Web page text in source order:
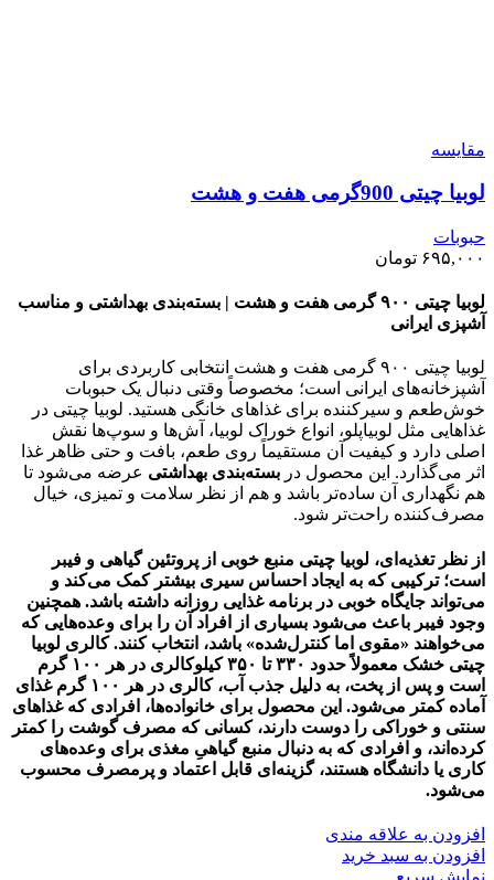
مقايسه
لوبیا چیتی 900گرمی هفت و هشت
حبوبات
۶۹۵,۰۰۰ تومان
لوبیا چیتی ۹۰۰ گرمی هفت و هشت | بسته‌بندی بهداشتی و مناسب
آشپزی ایرانی
لوبیا چیتی ۹۰۰ گرمی هفت و هشت انتخابی کاربردی برای
آشپزخانه‌های ایرانی است؛ مخصوصاً وقتی دنبال یک حبوبات
خوش‌طعم و سیرکننده برای غذاهای خانگی هستید. لوبیا چیتی در
غذاهایی مثل لوبیاپلو، انواع خوراک لوبیا، آش‌ها و سوپ‌ها نقش
اصلی دارد و کیفیت آن مستقیماً روی طعم، بافت و حتی ظاهر غذا
اثر می‌گذارد. این محصول در بسته‌بندی بهداشتی عرضه می‌شود تا
هم نگهداری آن ساده‌تر باشد و هم از نظر سلامت و تمیزی، خیال
مصرف‌کننده راحت‌تر شود.
از نظر تغذیه‌ای، لوبیا چیتی منبع خوبی از پروتئین گیاهی و فیبر
است؛ ترکیبی که به ایجاد احساس سیری بیشتر کمک می‌کند و
می‌تواند جایگاه خوبی در برنامه غذایی روزانه داشته باشد. همچنین
وجود فیبر باعث می‌شود بسیاری از افراد آن را برای وعده‌هایی که
می‌خواهند «مقوی اما کنترل‌شده» باشد، انتخاب کنند.کالری لوبیا
چیتی خشک معمولاً حدود ۳۳۰ تا ۳۵۰ کیلوکالری در هر ۱۰۰ گرم
است و پس از پخت، به دلیل جذب آب، کالری در هر ۱۰۰ گرم غذای
آماده کمتر می‌شود. این محصول برای خانواده‌ها، افرادی که غذاهای
سنتی و خوراکی را دوست دارند، کسانی که مصرف گوشت را کمتر
کرده‌اند، و افرادی که به دنبال منبع گیاهیِ مغذی برای وعده‌های
کاری یا دانشگاه هستند، گزینه‌ای قابل اعتماد و پرمصرف محسوب
می‌شود.
افزودن به علاقه مندی
افزودن به سبد خرید
نمایش سریع